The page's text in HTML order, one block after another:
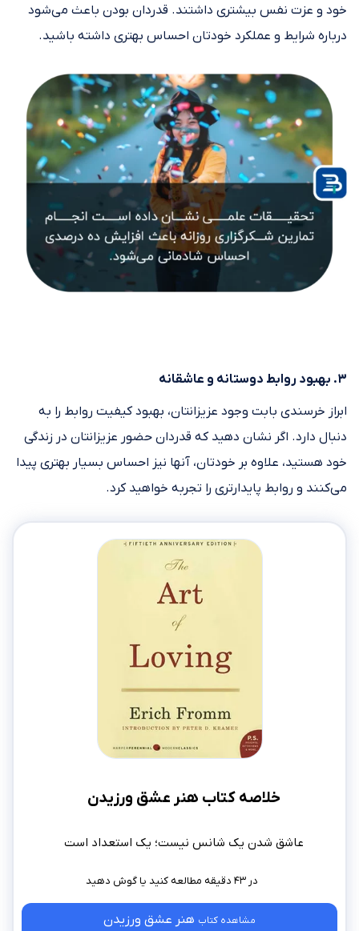
خود و عزت نفس بیشتری داشتند. قدردان بودن باعث می‌شود
درباره شرایط و عملکرد خودتان احساس بهتری داشته باشید.
۳. بهبود روابط دوستانه و عاشقانه
ابراز خرسندی بابت وجود عزیزانتان، بهبود کیفیت روابط را به
دنبال دارد. اگر نشان دهید که قدردان حضور عزیزانتان در زندگی‌
خود هستید، علاوه بر خودتان، آنها نیز احساس بسیار بهتری پیدا
می‌کنند و روابط پایدارتری را تجربه خواهید کرد.
خلاصه کتاب هنر عشق ورزیدن
عاشق شدن یک شانس نیست؛ یک استعداد است
در ۴۳ دقیقه مطالعه کنید
مشاهده کتاب هنر عشق ورزیدن